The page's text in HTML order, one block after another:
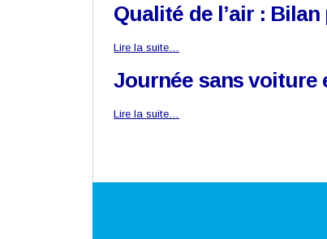
Qualité de l’air :
Lire la suite…
Journée sans voiture
Lire la suite…